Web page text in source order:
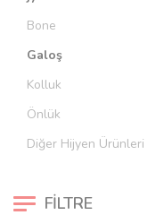
Bone
Galoş
Kolluk
Önlük
Diğer Hijyen Ürünleri
FILTRE